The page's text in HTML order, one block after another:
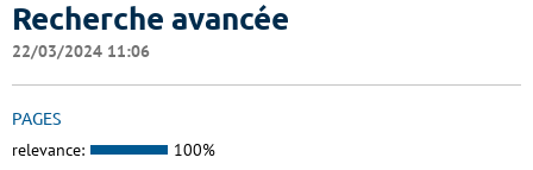
Recherche avancée
22/03/2024 11:06
PAGES
relevance: 100%